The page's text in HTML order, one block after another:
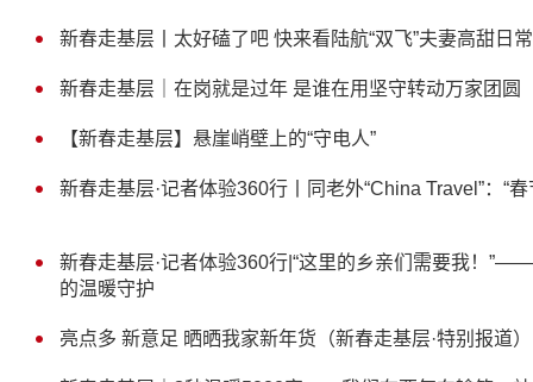
新春走基层丨太好磕了吧 快来看陆航“双飞”夫妻高甜日常
新春走基层｜在岗就是过年 是谁在用坚守转动万家团圆
【新春走基层】悬崖峭壁上的“守电人”
新春走基层·记者体验360行丨同老外“China Travel”：“
新春走基层·记者体验360行|“这里的乡亲们需要我！
的温暖守护
亮点多 新意足 晒晒我家新年货（新春走基层·特别报道）